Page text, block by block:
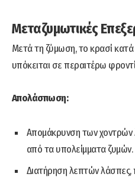
Μεταζυμωτικές
Μετά τη ζύμωση, το κρασί κατά
υπόκειται σε περαιτέρω
Απολάσπωση:
Απομάκρυνση των χοντρών
από τα υπολείμματα ζυμών.
Διατήρηση λεπτών